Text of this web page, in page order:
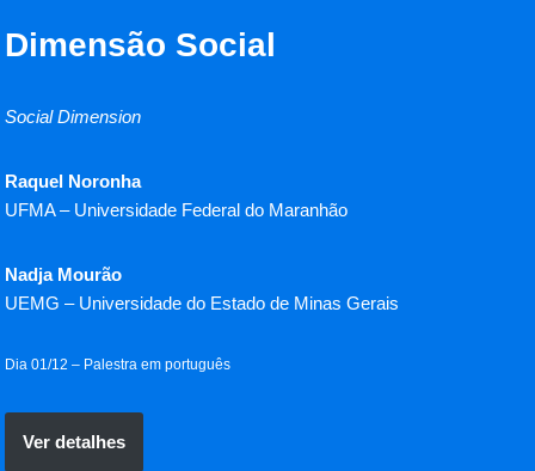
Dimensão Social
Social Dimension
Raquel Noronha
UFMA– Universidade Federal do Maranhão
Nadja Mourão
UEMG – Universidade do Estado de Minas Gerais
Dia 01/12 – Palestra em português
Ver detalhes